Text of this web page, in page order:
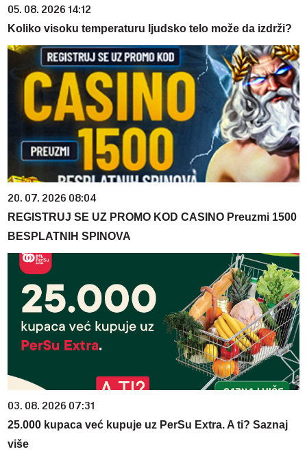
05. 08. 2026 14:12
Koliko visoku temperaturu ljudsko telo može da izdrži?
20. 07. 2026 08:04
REGISTRUJ SE UZ PROMO KOD CASINO Preuzmi 1500
BESPLATNIH SPINOVA
03. 08. 2026 07:31
25.000 kupaca već kupuje uz PerSu Extra. A ti? Saznaj
više